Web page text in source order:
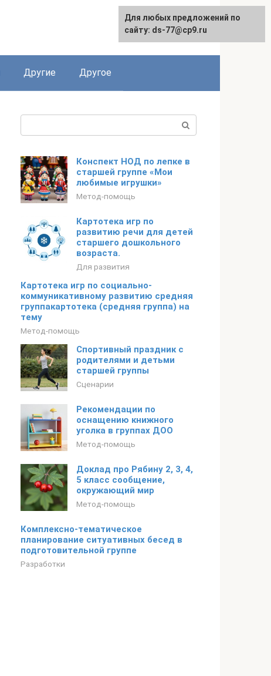
Другие Другое
Конспект НОД по лепке в
старшей группе «Мои
любимые игрушки»
Метод-помощь
Картотека игр по
развитию речи для детей
старшего дошкольного
возраста.
Для развития
Картотека игр по социально-
коммуникативному развитию средняя
группакартотека (средняя группа) на
тему
Метод-помощь
Спортивный праздник с
родителями и детьми
старшей группы
Сценарии
Рекомендации по
оснащению книжного
уголка в группах ДОО
Метод-помощь
Доклад про Рябину 2, 3, 4,
5 класс сообщение,
окружающий мир
Метод-помощь
Комплексно-тематическое
планирование ситуативных бесед в
подготовительной группе
Разработки
Для любых предложений по
сайту: ds-77@cp9.ru